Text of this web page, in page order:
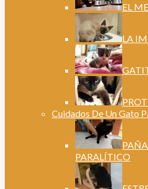
EL
LA
Cuidados De Un Gato
PARALÍTICO